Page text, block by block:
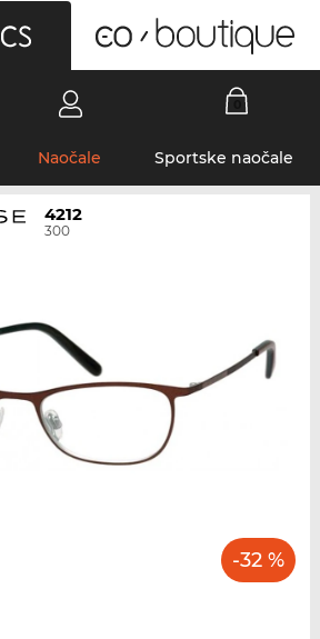
Naočale Sportske naočale
4212
300
-32 %